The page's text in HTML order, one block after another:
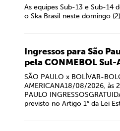
As equipes Sub-13 e Sub-14
o Ska Brasil neste domingo
Ingressos para São
pela CONMEBOL
SÃO PAULO x BOLÍVAR-
AMERICANA18/08/2026, às
PAULO
previsto no Artigo 1° da Lei